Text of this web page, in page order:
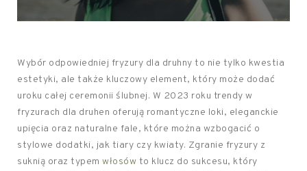
Wybór odpowiedniej fryzury dla druhny to nie tylko kwestia
estetyki, ale także kluczowy element, który może dodać
uroku całej ceremonii ślubnej. W 2023 roku trendy w
fryzurach dla druhen oferują romantyczne loki, eleganckie
upięcia oraz naturalne fale, które można wzbogacić o
stylowe dodatki, jak tiary czy kwiaty. Zgranie fryzury z
suknią oraz typem włosów to klucz do sukcesu, który